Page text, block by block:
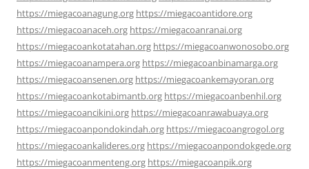
https://miegacoanagung.org https://miegacoantidore.org
https://miegacoanaceh.org https://miegacoanranai.org
https://miegacoankotatahan.org https://miegacoanwonosobo.org
https://miegacoanampera.org https://miegacoanbinamarga.org
https://miegacoansenen.org https://miegacoankemayoran.org
https://miegacoankotabimantb.org https://miegacoanbenhil.org
https://miegacoancikini.org https://miegacoanrawabuaya.org
https://miegacoanpondokindah.org https://miegacoangrogol.org
https://miegacoankalideres.org https://miegacoanpondokgede.org
https://miegacoanmenteng.org https://miegacoanpik.org